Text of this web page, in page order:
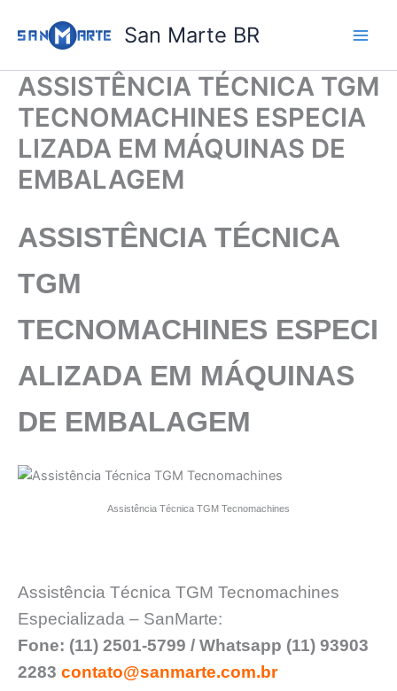
para
conteúdo
San Marte BR
ASSISTÊNCIA TÉCNICA TGM
TECNOMACHINES ESPECIA
LIZADA EM MÁQUINAS DE
EMBALAGEM
ASSISTÊNCIA TÉCNICA
TGM
TECNOMACHINES ESPECI
ALIZADA EM MÁQUINAS
DE EMBALAGEM
Assistência Técnica TGM Tecnomachines
Assistência Técnica TGM Tecnomachines
Especializada – SanMarte:
Fone: (11) 2501-5799 / Whatsapp (11) 93903
2283 contato@sanmarte.com.br